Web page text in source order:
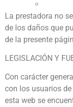
La prestadora no
de los daños que
de la presente
LEGISLACIÓN Y
Con carácter
con los usuarios
esta web se